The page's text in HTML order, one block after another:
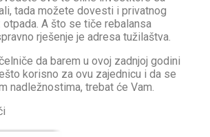
tada možete dovesti i privatnog
A što se tiče rebalansa
rješenje je adresa tužilaštva.
da barem u ovoj zadnjoj godini
korisno za ovu zajednicu i da se
nadležnostima, trebat će Vam.